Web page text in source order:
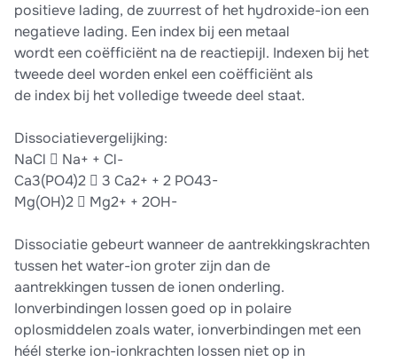
positieve lading, de zuurrest of het hydroxide-ion een
negatieve lading. Een index bij een metaal
wordt een coëfficiënt na de reactiepijl. Indexen bij het
tweede deel worden enkel een coëfficiënt als
de index bij het volledige tweede deel staat.
Dissociatievergelijking:
NaCl  Na+ + Cl-
Ca3(PO4)2  3 Ca2+ + 2 PO43-
Mg(OH)2  Mg2+ + 2OH-
Dissociatie gebeurt wanneer de aantrekkingskrachten
tussen het water-ion groter zijn dan de
aantrekkingen tussen de ionen onderling.
Ionverbindingen lossen goed op in polaire
oplosmiddelen zoals water, ionverbindingen met een
héél sterke ion-ionkrachten lossen niet op in